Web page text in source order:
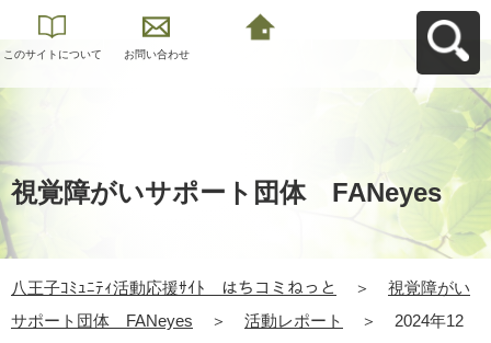
このサイトについて お問い合わせ
視覚障がいサポート団体 FANeyes
八王子ｺﾐｭﾆﾃｨ活動応援ｻｲﾄ はちコミねっと ＞
視覚障がい
サポート団体 FANeyes
＞ 活動レポート ＞
2024年12